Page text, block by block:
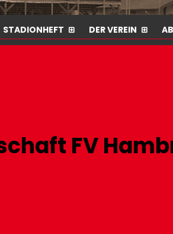
STADIONHEFT DER VEREIN
FV